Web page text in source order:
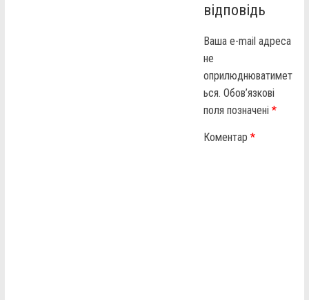
відповідь
Ваша e-mail адреса
не
оприлюднюватимет
ься. Обов’язкові
поля позначені*
Коментар*